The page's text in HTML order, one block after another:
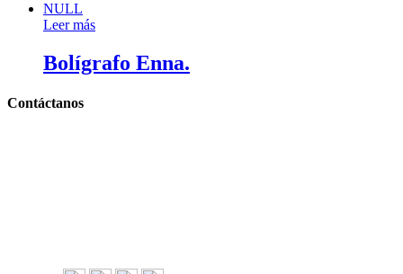
NULL
Leer más
Bolígrafo Enna.
Contáctanos